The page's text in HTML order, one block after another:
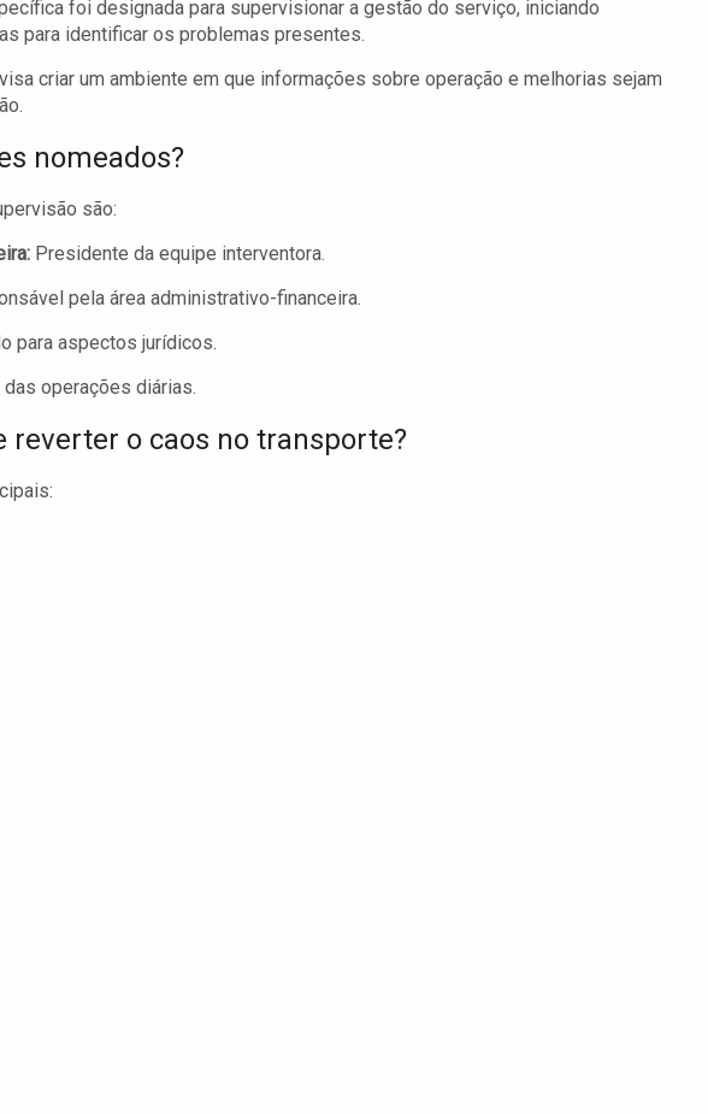
foi designada para supervisionar a gestão do serviço, iniciando
para identificar os problemas presentes.
criar um ambiente em que informações sobre operação e melhorias sejam
nomeados?
são:
Presidente da equipe interventora.
pela área administrativo-financeira.
para aspectos jurídicos.
das operações diárias.
reverter o caos no transporte?